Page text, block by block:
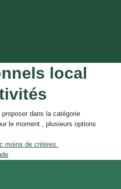
local
dans la catégorie
le moment , plusieurs options
moins de critères.